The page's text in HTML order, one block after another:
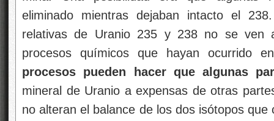
eliminado mientras dejaban intacto el
relativas de Uranio 235 y 238 no se ven
procesos químicos que hayan ocurrido
procesos pueden hacer que algunas
mineral de Uranio a expensas de otras
no alteran el balance de los dos isótopos